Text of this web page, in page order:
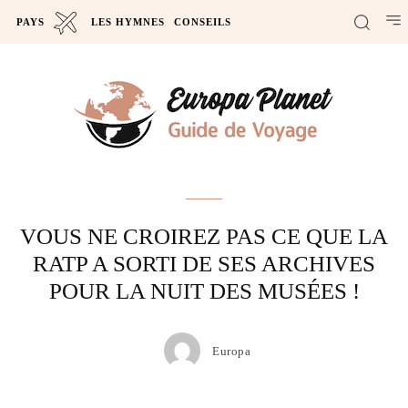
PAYS LES HYMNES CONSEILS
VOUS NE CROIREZ PAS CE QUE LA
RATP A SORTI DE SES ARCHIVES
POUR LA NUIT DES MUSÉES !
Europa